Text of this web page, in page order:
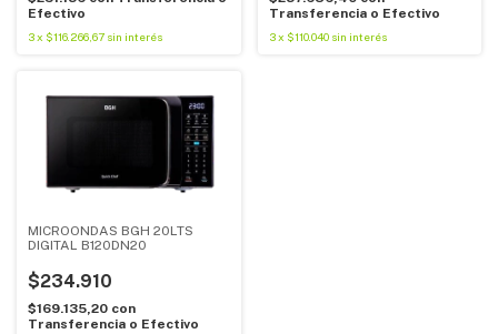
Efectivo
3x $116.266,67 sin interés
Transferencia o Efectivo
3 x $110.040 sin interés
MICROONDAS BGH 20LTS
DIGITAL B120DN20
$234.910
$169.135,20 con
Transferencia o Efectivo